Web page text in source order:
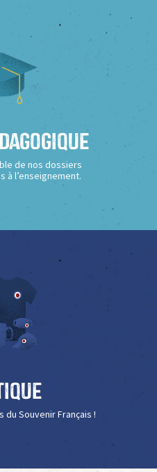
de nos dossiers
à l’enseignement.
Souvenir Français !